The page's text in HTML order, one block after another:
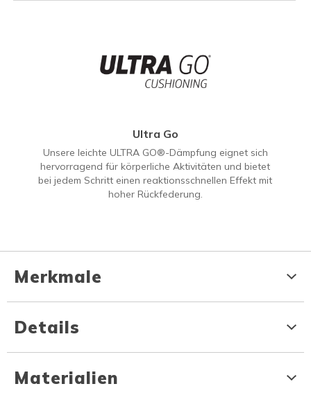
Ultra Go
Unsere leichte ULTRA GO®-Dämpfung eignet sich
hervorragend für körperliche Aktivitäten und bietet
bei jedem Schritt einen reaktionsschnellen Effekt mit
hoher Rückfederung.
Merkmale
Details
Materialien